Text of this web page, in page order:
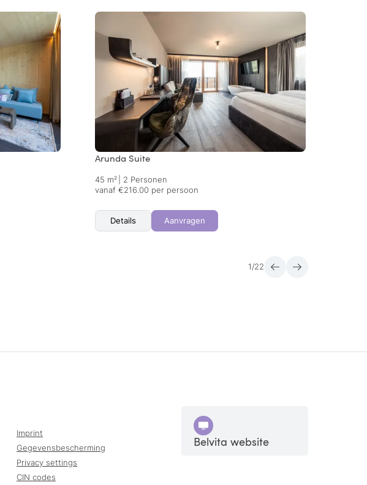
Arunda Suite
45 m²
2 Personen
vanaf €216.00 per persoon
Details Aanvragen
1/22
Imprint
Gegevensbescherming
Privacy settings
CIN codes
Belvita website